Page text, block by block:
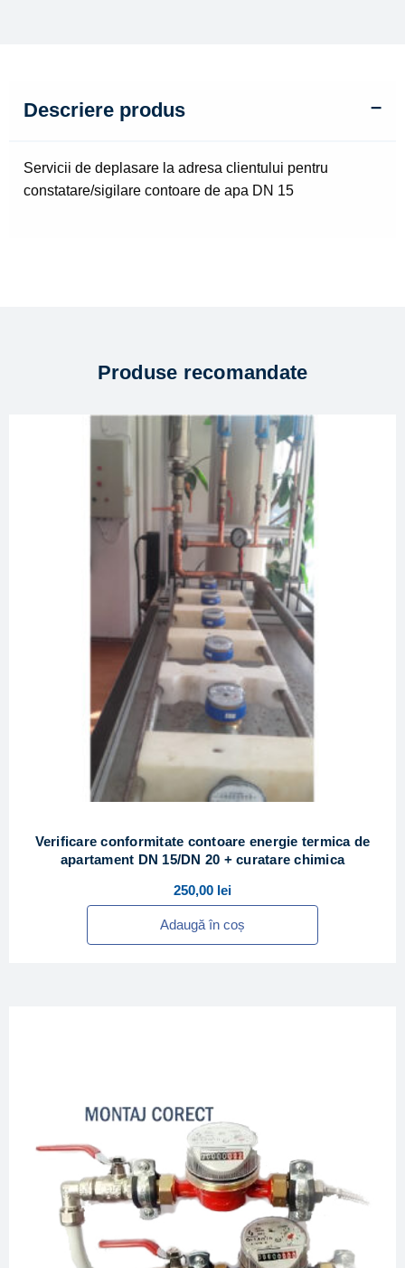
Descriere produs
Servicii de deplasare la adresa clientului pentru
constatare/sigilare contoare de apa DN 15
Produse recomandate
Verificare conformitate contoare energie termica de
apartament DN 15/DN 20 + curatare chimica
250,00 lei
Adaugă în coș